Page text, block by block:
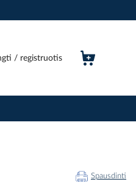
/ registruotis
Spausdinti